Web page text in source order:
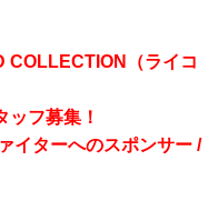
（ライコ
フ募集！
イターへのスポンサー /